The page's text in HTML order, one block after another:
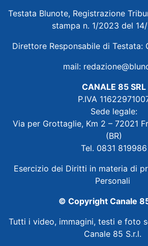
Testata Blunote, Registrazione
stampa n. 1/2023 del
Direttore Responsabile di Testata:
mail:
CANALE 85 SRL
P.IVA
Sede legale:
Via per Grottaglie, Km 2 – 72021
(BR)
Tel. 0831 819986
Esercizio dei Diritti in materia di
Personali
© Copyright Canale
Tutti i video, immagini, testi e foto
Canale 85 S.r.l.